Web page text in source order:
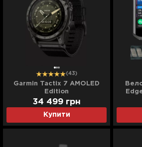
(43)
Garmin Tactix 7 AMOLED
Edition
Купити
34 499 грн